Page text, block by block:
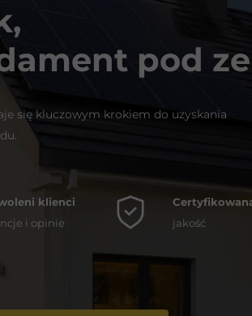
jakość
klienci
i opinie
się kluczowym krokiem do uzyskania
pod